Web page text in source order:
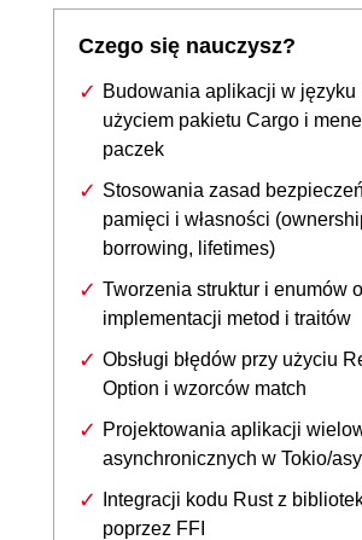
Czego się nauczysz?
Budowania aplikacji w języku
użyciem pakietu Cargo i
paczek
Stosowania zasad
pamięci i własności
borrowing, lifetimes)
Tworzenia struktur i enumów
implementacji metod i traitów
Obsługi błędów przy użyciu
Option i wzorców match
Projektowania aplikacji
asynchronicznych w Tokio/
Integracji kodu Rust z
poprzez FFI